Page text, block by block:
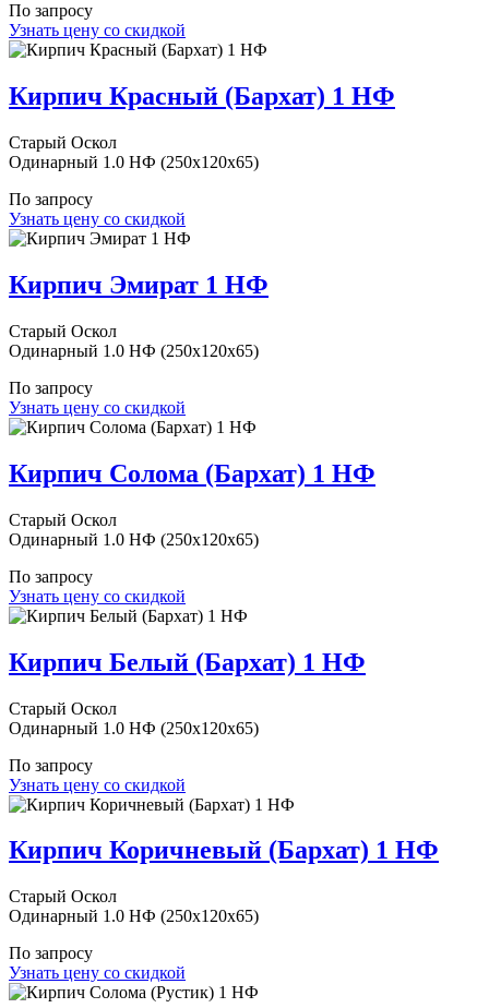
По запросу
Узнать цену со скидкой
Кирпич Красный (Бархат) 1 НФ
Старый Оскол
Одинарный 1.0 НФ (250x120x65)
По запросу
Узнать цену со скидкой
Кирпич Эмират 1 НФ
Старый Оскол
Одинарный 1.0 НФ (250x120x65)
По запросу
Узнать цену со скидкой
Кирпич Солома (Бархат) 1 НФ
Старый Оскол
Одинарный 1.0 НФ (250x120x65)
По запросу
Узнать цену со скидкой
Кирпич Белый (Бархат) 1 НФ
Старый Оскол
Одинарный 1.0 НФ (250x120x65)
По запросу
Узнать цену со скидкой
Кирпич Коричневый (Бархат) 1 НФ
Старый Оскол
Одинарный 1.0 НФ (250x120x65)
По запросу
Узнать цену со скидкой